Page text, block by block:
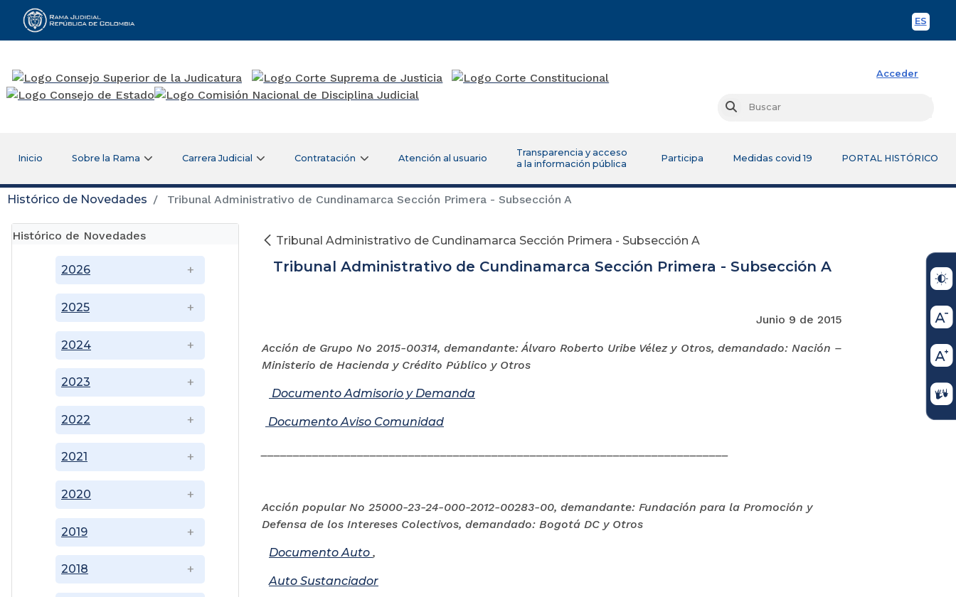
ES
Rama Judicial
Acceder
Buscar
Inicio Sobre la Rama Carrera Judicial Contratación Atención al usuario
Transparencia y acceso
a la información pública
Participa Medidas covid 19 PORTAL HISTÓRICO
Histórico de Novedades Tribunal Administrativo de Cundinamarca Sección Primera - Subsección A
Histórico de Novedades
2018
2019
2020
2021
2022
2023
2024
2025
2026
Tribunal Administrativo de Cundinamarca Sección Primera - Subsección A
Tribunal Administrativo de Cundinamarca Sección Primera - Subsección A
Junio 9 de 2015
Acción de Grupo No 2015-00314, demandante: Álvaro Roberto Uribe Vélez y Otros, demandado: Nación –
Ministerio de Hacienda y Crédito Público y Otros
Documento Admisorio y Demanda
Documento Aviso Comunidad
Acción popular No 25000-23-24-000-2012-00283-00, demandante: Fundación para la Promoción y
Defensa de los Intereses Colectivos, demandado: Bogotá DC y Otros
Documento Auto ,
Auto Sustanciador